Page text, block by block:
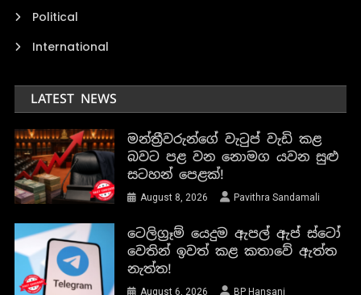
Political
International
LATEST NEWS
මන්ත්‍රීවරුන්ගේ වැටුප් වැඩි කළ
බවට පළ වන නොමග යවන සුළු
සටහන් පෙළක්!
August 8, 2026 Pavithra Sandamali
ටෙලිග්‍රෑම් යෙදුම ඇපල් ඇප් ස්ටෝ
වෙතින් ඉවත් කළ කතාවේ ඇත්ත
නැත්ත!
August 6, 2026 BP Hansani